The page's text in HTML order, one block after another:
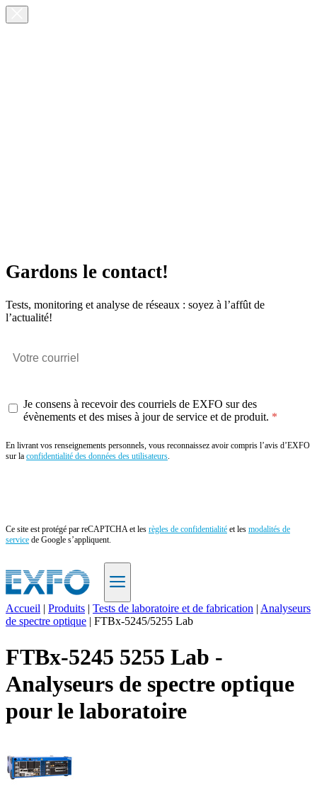
Gardons le contact!
Tests, monitoring et analyse de réseaux : soyez à l’affût de
l’actualité!
Je consens à recevoir des courriels de EXFO sur des
évènements et des mises à jour de service et de produit.
En livrant vos renseignements personnels, vous reconnaissez avoir compris l’avis d’EXFO
sur la confidentialité des données des utilisateurs.
Ce site est protégé par reCAPTCHA et les règles de confidentialité et les modalités de
service de Google s’appliquent.
FR
Produits
Solutions
Soutien
Services
Acheter
nous
S'enregistrer
Accueil | Produits | Tests de laboratoire et de fabrication | Analyseurs
de spectre optique | FTBx-5245/5255 Lab
FTBx-5245 5255 Lab -
Analyseurs de spectre optique
pour le laboratoire